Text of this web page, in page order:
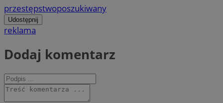
przestępstwoposzukiwany
Udostępnij
reklama
Dodaj komentarz